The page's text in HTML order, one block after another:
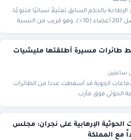
بالحكم السابق تمثيلاً نسائيًا متنوعًا،
إذ بلغ عدد النساء 22 من أصل 207 أعضاء (10٪)، وهو قريب من النسبة
طائرات مسيرة أطلقتها مليشيات
ساعتين
الجوية قد أسقطت عددا من الطائرات
الحوثي فوق مأرب.
الحوثية الإرهابية على نجران: مجلس
مع المملكة